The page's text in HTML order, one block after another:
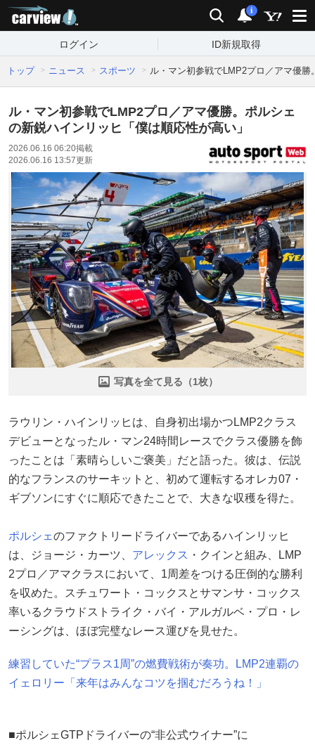
検索 通知
i
ログイン ID新規取得
トップ ニュース スポーツ ル・マン初参戦でLMP2プロ／アマ優
ル・マン初参戦でLMP2プロ／アマ優勝。ポルシェ
の新鋭ハインリッヒ「僕は順応性が高い」
2026.06.16 06:20掲載
2026.06.16 13:57更新
写真を全て見る（1枚）
ラウリン・ハインリッヒは、自身初出場かつLMP2クラス
デビューとなったル・マン24時間レースでクラス優勝を飾
ったことは「素晴らしいご褒美」だと語った。彼は、伝説
的なフランスのサーキットと、初めて運転するオレカ07・
ギブソンにすぐに順応できたことで、大きな収穫を得た。
ポルシェのファクトリードライバーであるハインリッヒ
は、ジョージ・カーツ、 アレックス ・クインと組み、LMP
2プロ／アマクラスにおいて、1周差をつける圧倒的な勝利
を収めた。スチュワート・コックスとサマンサ・コックス
率いるクラウドストライク・バイ・アルガルベ・プロ・レ
ーシングは、ほぼ完璧なレース運びを見せた。
練習していた“プラス1周”の燃費戦術が奏功。LMP2連覇の
イェロリー「来年はみんなコツを掴むだろうね！」
■ポルシェGTPドライバーの“非公式ウイナー”に